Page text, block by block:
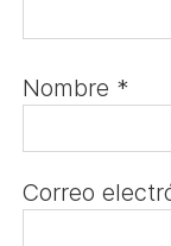
Nombre *
Correo